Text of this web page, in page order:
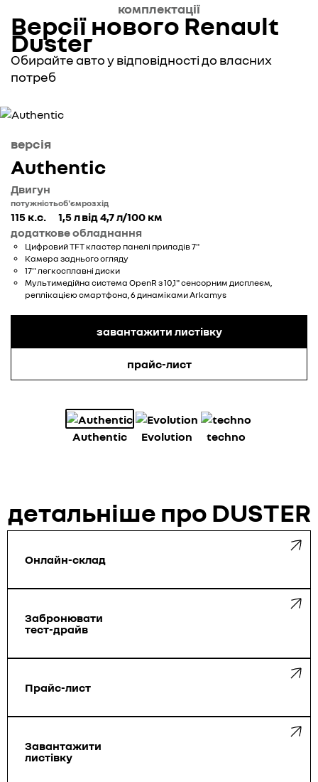
комплектації
Версії нового Renault
Duster
Обирайте авто у відповідності до власних
потреб
версія
Аuthentic
Двигун
потужність
115 к.с.
об'єм
1,5 л
розхід
від 4,7 л/100 км
додаткове обладнання
Цифровий TFT кластер панелі приладів 7"
Камера заднього огляду
17'' легкосплавні диски
Мультимедійна система OpenR з 10,1" сенсорним дисплеєм,
реплікацією смартфона, 6 динаміками Arkamys
завантажити листівку
прайс-лист
Аuthentic Evolution techno
детальніше про DUSTER
Онлайн-склад
Забронювати
тест-драйв
Прайс-лист
Завантажити
листівку